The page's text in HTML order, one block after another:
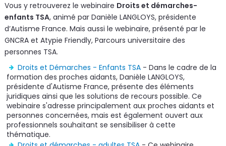
Vous y retrouverez le webinaire Droits et démarches-
enfants TSA, animé par Danièle LANGLOYS, présidente
d’Autisme France. Mais aussi le webinaire, présenté par le
GNCRA et Atypie Friendly, Parcours universitaire des
personnes TSA.
Droits et Démarches - Enfants TSA- Dans le cadre de la
formation des proches aidants, Danièle LANGLOYS,
présidente d'Autisme France, présente des éléments
juridiques ainsi que les solutions de recours possible. Ce
webinaire s'adresse principalement aux proches aidants et
personnes concernées, mais est également ouvert aux
professionnels souhaitant se sensibiliser à cette
thématique.